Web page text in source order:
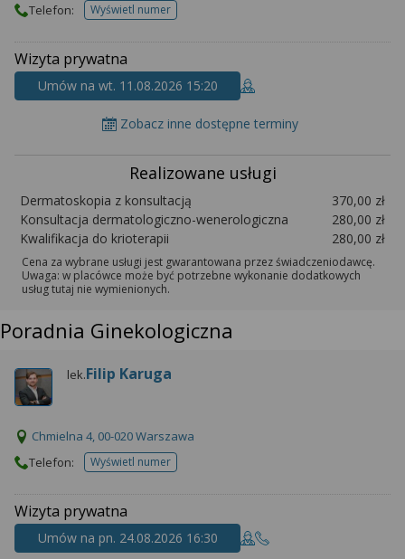
Telefon:
Wyświetl numertelefonu do placowki
Wizyta prywatna
Umów na wt. 11.08.2026 15:20
Zobacz inne dostępne terminy
Realizowane usługi
Dermatoskopia z konsultacją
370,00 zł
Konsultacja dermatologiczno-wenerologiczna
280,00 zł
Kwalifikacja do krioterapii
280,00 zł
Cena za wybrane usługi jest gwarantowana przez świadczeniodawcę.
Uwaga: w placówce może być potrzebne wykonanie dodatkowych
usług tutaj nie wymienionych.
Poradnia Ginekologiczna
lek.Filip Karuga
Chmielna 4, 00-020 Warszawa
Telefon:
Wyświetl numertelefonu do placowki
Wizyta prywatna
Umów na pn. 24.08.2026 16:30